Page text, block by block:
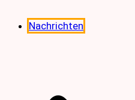
Nachrichten